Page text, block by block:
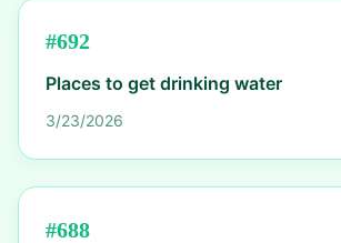
#692
Places to get drinking water
3/23/2026
#688